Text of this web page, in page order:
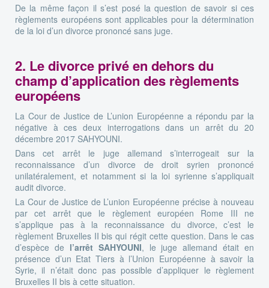
De la même façon il s’est posé la question de savoir si ces
règlements européens sont applicables pour la détermination
de la loi d’un divorce prononcé sans juge.
2. Le divorce privé en dehors du
champ d’application des règlements
européens
La Cour de Justice de L’union Européenne a répondu par la
négative à ces deux interrogations dans un arrêt du 20
décembre 2017 SAHYOUNI.
Dans cet arrêt le juge allemand s’interrogeait sur la
reconnaissance d’un divorce de droit syrien prononcé
unilatéralement, et notamment si la loi syrienne s’appliquait
audit divorce.
La Cour de Justice de L’union Européenne précise à nouveau
par cet arrêt que le règlement européen Rome III ne
s’applique pas à la reconnaissance du divorce, c’est le
règlement Bruxelles II bis qui régit cette question. Dans le cas
d’espèce de l’arrêt SAHYOUNI, le juge allemand était en
présence d’un Etat Tiers à l’Union Européenne à savoir la
Syrie, il n’était donc pas possible d’appliquer le règlement
Bruxelles II bis à cette situation.